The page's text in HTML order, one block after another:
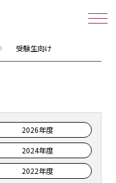
受験生向け
2026年度
2024年度
2022年度